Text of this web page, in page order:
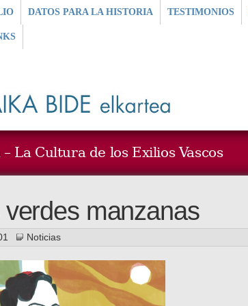
DATOS PARA LA HISTORIA TESTIMONIOS
La Cultura de los Exilios Vascos
manzanas
Noticias